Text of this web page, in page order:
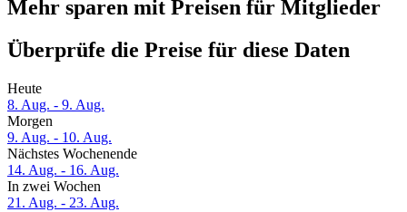
Mehr sparen mit Preisen für Mitglieder
Überprüfe die Preise für diese Daten
Heute
8. Aug. - 9. Aug.
Morgen
9. Aug. - 10. Aug.
Nächstes Wochenende
14. Aug. - 16. Aug.
In zwei Wochen
21. Aug. - 23. Aug.